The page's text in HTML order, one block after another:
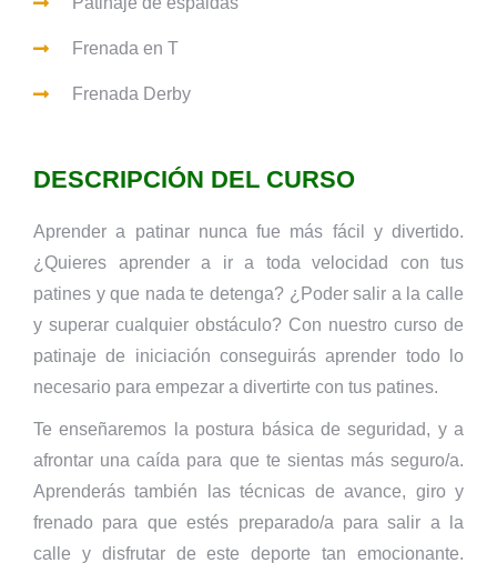
Frenada en T
Frenada Derby
DESCRIPCIÓN DEL CURSO
Aprender a patinar nunca fue más fácil y divertido.
¿Quieres aprender a ir a toda velocidad con tus
patines y que nada te detenga? ¿Poder salir a la calle
y superar cualquier obstáculo? Con nuestro curso de
patinaje de iniciación conseguirás aprender todo lo
necesario para empezar a divertirte con tus patines.
Te enseñaremos la postura básica de seguridad, y a
afrontar una caída para que te sientas más seguro/a.
Aprenderás también las técnicas de avance, giro y
frenado para que estés preparado/a para salir a la
calle y disfrutar de este deporte tan emocionante.